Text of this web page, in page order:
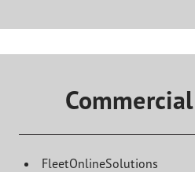
FleetOnlineSolutions